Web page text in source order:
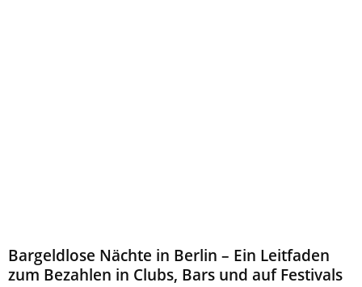
Bargeldlose Nächte in Berlin – Ein Leitfaden
zum Bezahlen in Clubs, Bars und auf Festivals